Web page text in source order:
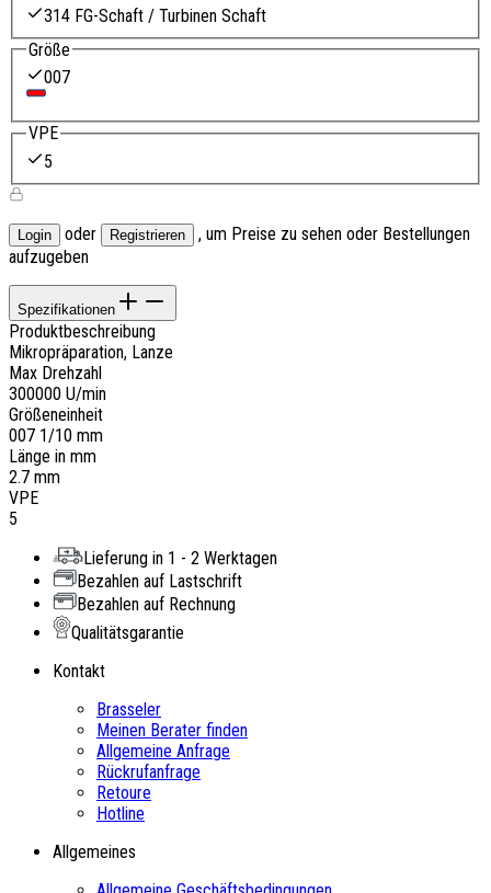
314 FG-Schaft / Turbinen Schaft
Größe
007
VPE
5
Login oder Registrieren
, um Preise zu sehen oder Bestellungen
aufzugeben
Spezifikationen
Produktbeschreibung
Mikropräparation, Lanze
Max Drehzahl
300000 U/min
Größeneinheit
007 1/10 mm
Länge in mm
2.7 mm
VPE
5
Lieferung in 1 - 2 Werktagen
Bezahlen auf Lastschrift
Bezahlen auf Rechnung
Qualitätsgarantie
Kontakt
Brasseler
Meinen Berater finden
Allgemeine Anfrage
Rückrufanfrage
Retoure
Hotline
Allgemeines